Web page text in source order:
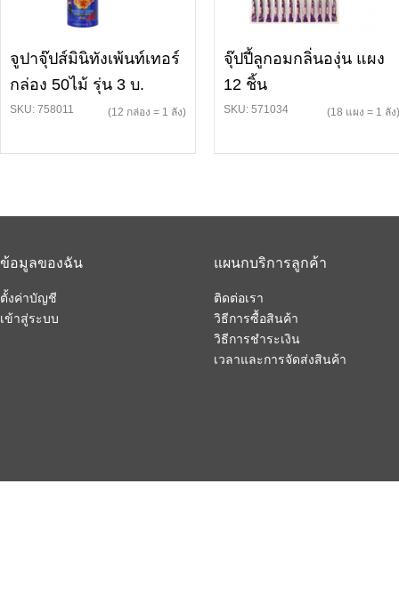
จูปาจุ๊ปส์มินิทังเพ้นท์เทอร์
กล่อง 50ไม้ รุ่น 3 บ.
SKU: 758011 (12 กล่อง = 1 ลัง)
จุ๊ปปี้ลูกอมกลิ่นองุ่น แผง
12 ชิ้น
SKU: 571034 (18 แผง = 1 ลัง)
ข้อมูลของฉัน
ตั้งค่าบัญชี
เข้าสู่ระบบ
แผนกบริการลูกค้า
ติดต่อเรา
วิธีการซื้อสินค้า
วิธีการชำระเงิน
เวลาและการจัดส่งสินค้า